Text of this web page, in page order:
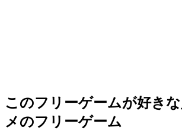
このフリーゲームが好き
メのフリーゲーム